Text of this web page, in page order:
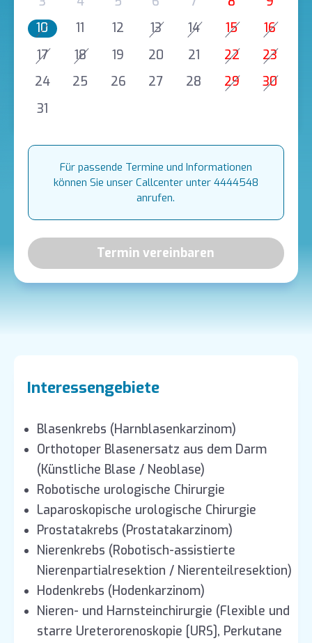
10
11 12 13 14 15
16
17
18 19 20 21 22
23
24
25 26 27 28 29
30
31
Für passende Termine und Informationen
können Sie unser Callcenter unter 4444548
anrufen.
Termin vereinbaren
Interessengebiete
Blasenkrebs (Harnblasenkarzinom)
Orthotoper Blasenersatz aus dem Darm
(Künstliche Blase / Neoblase)
Robotische urologische Chirurgie
Laparoskopische urologische Chirurgie
Prostatakrebs (Prostatakarzinom)
Nierenkrebs (Robotisch-assistierte
Nierenpartialresektion / Nierenteilresektion)
Hodenkrebs (Hodenkarzinom)
Nieren- und Harnsteinchirurgie (Flexible und
starre Ureterorenoskopie [URS], Perkutane